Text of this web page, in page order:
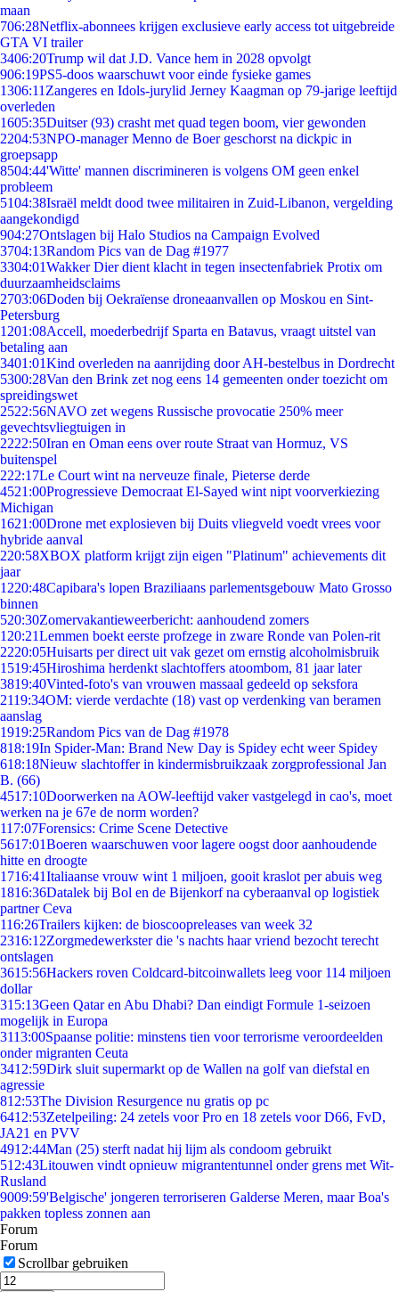
maan
706:28Netflix-abonnees krijgen exclusieve early access tot uitgebreide
GTA VI trailer
3406:20Trump wil dat J.D. Vance hem in 2028 opvolgt
906:19PS5-doos waarschuwt voor einde fysieke games
1306:11 Zangeres en Idols-jurylid Jerney Kaagman op 79-jarige leeftijd
overleden
1605:35Duitser (93) crasht met quad tegen boom, vier gewonden
2204:53NPO-manager Menno de Boer geschorst na dickpic in
groepsapp
8504:44'Witte' mannen discrimineren is volgens OM geen enkel
probleem
5104:38Israël meldt dood twee militairen in Zuid-Libanon, vergelding
aangekondigd
904:27Ontslagen bij Halo Studios na Campaign Evolved
3704:13Random Pics van de Dag #1977
3304:01Wakker Dier dient klacht in tegen insectenfabriek Protix om
duurzaamheidsclaims
2703:06Doden bij Oekraïense droneaanvallen op Moskou en Sint-
Petersburg
1201:08Accell, moederbedrijf Sparta en Batavus, vraagt uitstel van
betaling aan
3401:01Kind overleden na aanrijding door AH-bestelbus in Dordrecht
5300:28Van den Brink zet nog eens 14 gemeenten onder toezicht om
spreidingswet
2522:56NAVO zet wegens Russische provocatie 250% meer
gevechtsvliegtuigen in
2222:50Iran en Oman eens over route Straat van Hormuz, VS
buitenspel
222:17Le Court wint na nerveuze finale, Pieterse derde
4521:00Progressieve Democraat El-Sayed wint nipt voorverkiezing
Michigan
1621:00Drone met explosieven bij Duits vliegveld voedt vrees voor
hybride aanval
220:58XBOX platform krijgt zijn eigen "Platinum" achievements dit
jaar
1220:48Capibara's lopen Braziliaans parlementsgebouw Mato Grosso
binnen
520:30Zomervakantieweerbericht: aanhoudend zomers
1 20:21Lemmen boekt eerste profzege in zware Ronde van Polen-rit
2220:05Huisarts per direct uit vak gezet om ernstig alcoholmisbruik
1519:45Hiroshima herdenkt slachtoffers atoombom, 81 jaar later
3819:40Vinted-foto's van vrouwen massaal gedeeld op seksfora
2119:34OM: vierde verdachte (18) vast op verdenking van beramen
aanslag
1919:25Random Pics van de Dag #1978
818:19In Spider-Man: Brand New Day is Spidey echt weer Spidey
618:18Nieuw slachtoffer in kindermisbruikzaak zorgprofessional Jan
B. (66)
4517:10Doorwerken na AOW-leeftijd vaker vastgelegd in cao's, moet
werken na je 67e de norm worden?
117:07Forensics: Crime Scene Detective
5617:01Boeren waarschuwen voor lagere oogst door aanhoudende
hitte en droogte
1716:41Italiaanse vrouw wint 1 miljoen, gooit kraslot per abuis weg
1816:36Datalek bij Bol en de Bijenkorf na cyberaanval op logistiek
partner Ceva
116:26Trailers kijken: de bioscoopreleases van week 32
2316:12Zorgmedewerkster die 's nachts haar vriend bezocht terecht
ontslagen
3615:56Hackers roven Coldcard-bitcoinwallets leeg voor 114 miljoen
dollar
315:13Geen Qatar en Abu Dhabi? Dan eindigt Formule 1-seizoen
mogelijk in Europa
3113:00Spaanse politie: minstens tien voor terrorisme veroordeelden
onder migranten Ceuta
3412:59Dirk sluit supermarkt op de Wallen na golf van diefstal en
agressie
812:53The Division Resurgence nu gratis op pc
6412:53Zetelpeiling: 24 zetels voor Pro en 18 zetels voor D66, FvD,
JA21 en PVV
4912:44Man (25) sterft nadat hij lijm als condoom gebruikt
512:43Litouwen vindt opnieuw migrantentunnel onder grens met Wit-
Rusland
9009:59'Belgische' jongeren terroriseren Galderse Meren, maar Boa's
pakken topless zonnen aan
Forum
Forum
Scrollbar gebruiken